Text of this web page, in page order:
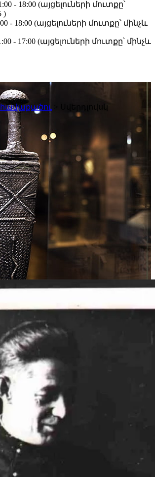
- 18:00 (այցելուների մուտքը՝
)
- 18:00 (այցելուների մուտքը՝ մինչև
- 17:00 (այցելուների մուտքը՝ մինչև
Սվերդլովսկ